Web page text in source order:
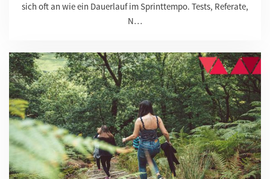
sich oft an wie ein Dauerlauf im Sprinttempo. Tests, Referate,
N…